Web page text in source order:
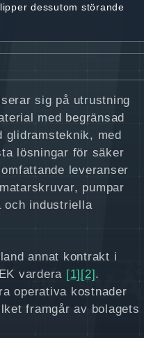
dessutom störande
sig på utrustning
med begränsad
glidramsteknik, med
lösningar för säker
leveranser
pumpar
och industriella
annat kontrakt i
vardera [1] [2] .
operativa kostnader
framgår av bolagets